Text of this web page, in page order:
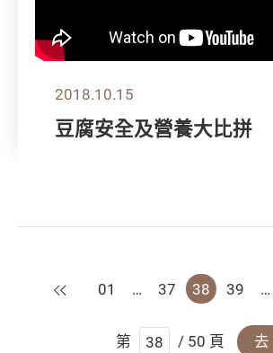
2018.10.15
豆腐安全及營養大比拼
上一頁
01 … 37 38 39 …
第 / 50 頁 去